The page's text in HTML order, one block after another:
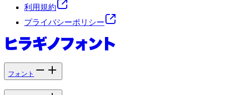
利用規約
プライバシーポリシー
フォント